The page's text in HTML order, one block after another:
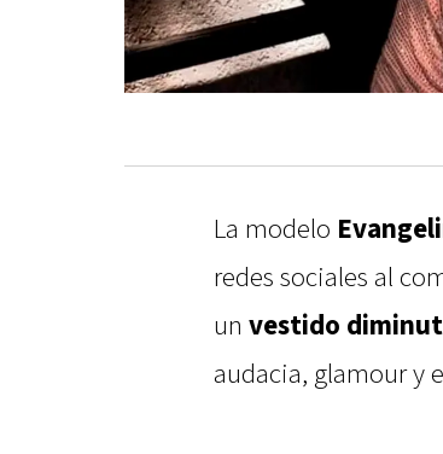
La modelo
redes sociales al
un vestido
audacia, glamour y